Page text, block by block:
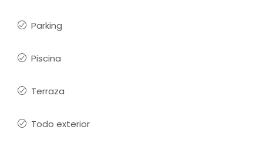
Parking
Piscina
Terraza
Todo exterior